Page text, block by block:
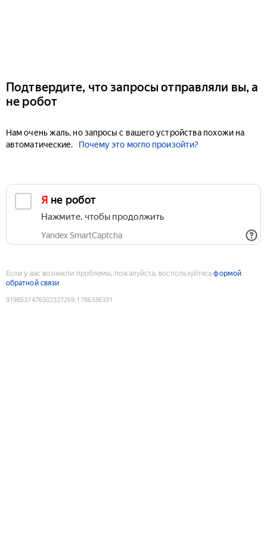
Подтвердите, что запросы отправляли вы, а
не робот
Нам очень жаль, но запросы с вашего устройства похожи на
автоматические.
Почему это могло произойти?
Я не робот
Нажмите, чтобы продолжить
Yandex SmartCaptcha
Если у вас возникли проблемы, пожалуйста, воспользуйтесьформой
обратной связи
9198537476302327269:1786336331